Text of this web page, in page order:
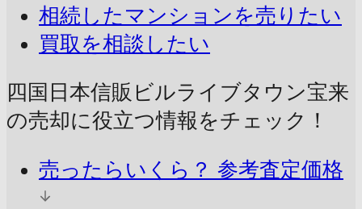
相続したマンションを売りたい
買取を相談したい
四国日本信販ビルライブタウン宝来
の売却に役立つ情報をチェック！
売ったらいくら？ 参考査定価格